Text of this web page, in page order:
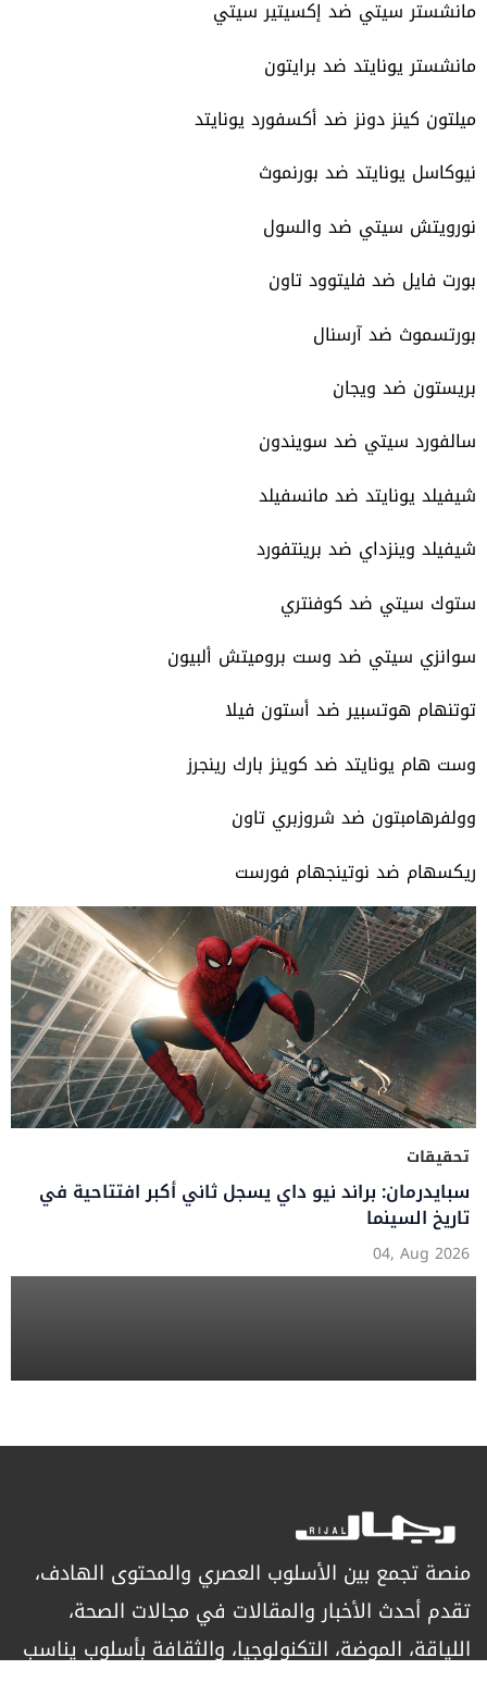
مانشستر سيتي ضد إكسيتير سيتي
مانشستر يونايتد ضد برايتون
ميلتون كينز دونز ضد أكسفورد يونايتد
نيوكاسل يونايتد ضد بورنموث
نورويتش سيتي ضد والسول
بورت فايل ضد فليتوود تاون
بورتسموث ضد آرسنال
بريستون ضد ويجان
سالفورد سيتي ضد سويندون
شيفيلد يونايتد ضد مانسفيلد
شيفيلد وينزداي ضد برينتفورد
ستوك سيتي ضد كوفنتري
سوانزي سيتي ضد وست بروميتش ألبيون
توتنهام هوتسبير ضد أستون فيلا
وست هام يونايتد ضد كوينز بارك رينجرز
وولفرهامبتون ضد شروزبري تاون
ريكسهام ضد نوتينجهام فورست
تحقيقات
سبايدرمان: براند نيو داي يسجل ثاني أكبر افتتاحية في
تاريخ السينما
04, Aug 2026
منصة تجمع بين الأسلوب العصري والمحتوى الهادف،
تقدم أحدث الأخبار والمقالات في مجالات الصحة،
اللياقة، الموضة، التكنولوجيا، والثقافة بأسلوب يناسب